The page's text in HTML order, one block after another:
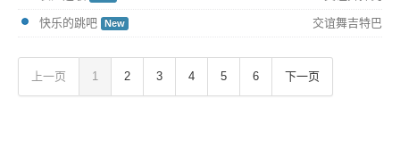
快乐的跳吧 New 交谊舞吉特巴
上一页 1 2 3 4 5 6 下一页